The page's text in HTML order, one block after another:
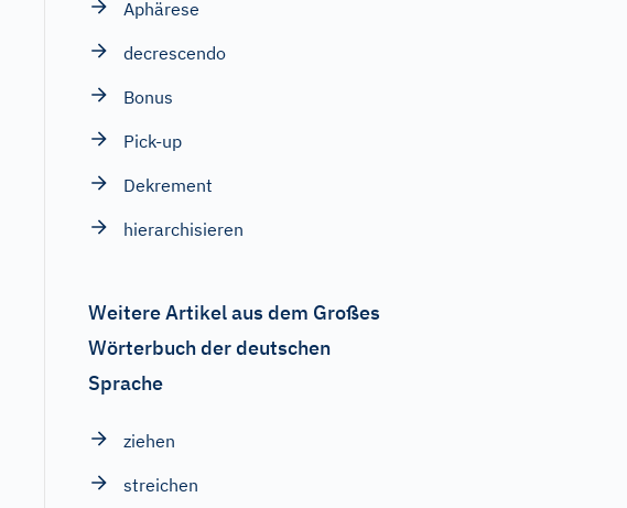
Aphärese
decrescendo
Bonus
Pick-up
Dekrement
hierarchisieren
Weitere Artikel aus dem Großes
Wörterbuch der deutschen
Sprache
ziehen
streichen